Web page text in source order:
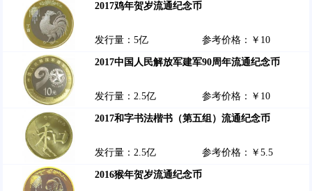
2017鸡年贺岁流通纪念币
发行量：5亿 参考价格：￥10
2017中国人民解放军建军90周年流通纪念币
发行量：2.5亿 参考价格：￥10
2017和字书法楷书（第五组）流通纪念币
发行量：2.5亿 参考价格：￥5.5
2016猴年贺岁流通纪念币